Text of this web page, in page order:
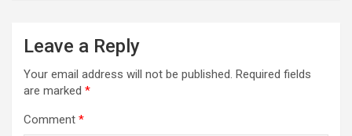
Leave a Reply
Your email address will not be published. Required fields
are marked *
Comment *